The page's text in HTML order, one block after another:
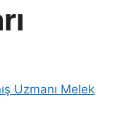
Uzmanı Melek